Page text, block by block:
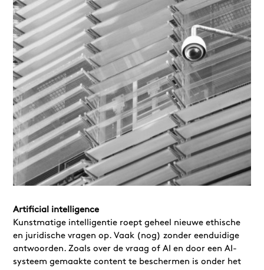
Artificial intelligence
Kunstmatige intelligentie roept geheel nieuwe ethische
en juridische vragen op. Vaak (nog) zonder eenduidige
antwoorden. Zoals over de vraag of AI en door een AI-
systeem gemaakte content te beschermen is onder het